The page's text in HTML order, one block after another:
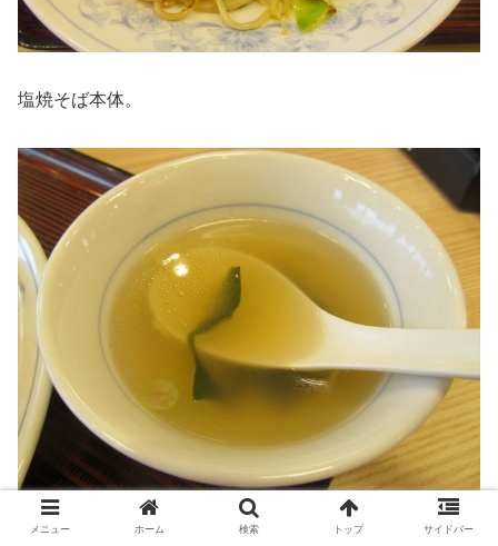
塩焼そば本体。
メニュー ホーム 検索 トップ サイドバー